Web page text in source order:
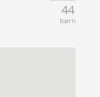
44
børn